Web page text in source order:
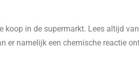
in de supermarkt. Lees altijd
er namelijk een chemische reactie